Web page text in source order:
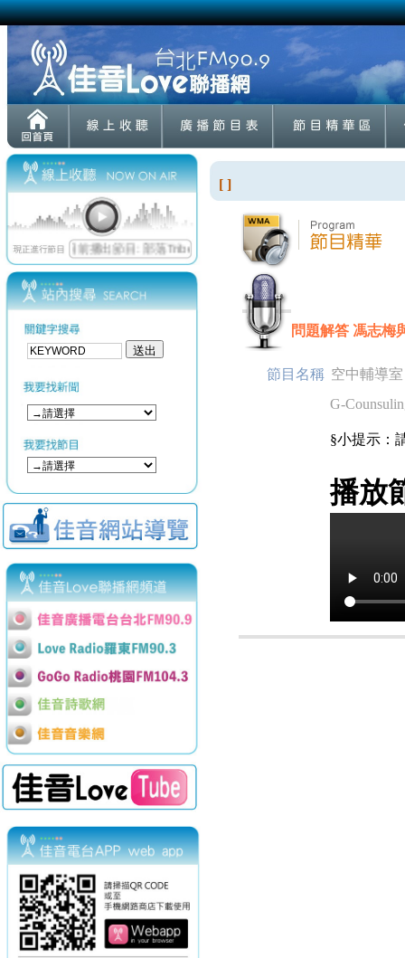
[ ]
問題解答 馮志梅
節目名稱 空中輔導室
G-
§小提示：
播放